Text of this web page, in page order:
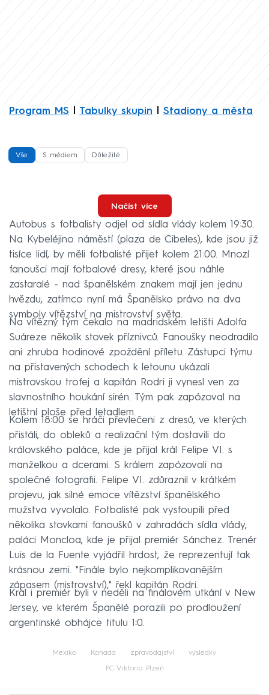
Program MS | Tabulky skupin | Stadiony a města
Vše S médiem Důležité
Načíst více
Autobus s fotbalisty odjel od sídla vlády kolem 19:30.
Na Kybeléjino náměstí (plaza de Cibeles), kde jsou již
tisíce lidí, by měli fotbalisté přijet kolem 21:00. Mnozí
fanoušci mají fotbalové dresy, které jsou náhle
zastaralé - nad španělském znakem mají jen jednu
hvězdu, zatímco nyní má Španělsko právo na dva
symboly vítězství na mistrovství světa.
Na vítězný tým čekalo na madridském letišti Adolfa
Suáreze několik stovek příznivců. Fanoušky neodradilo
ani zhruba hodinové zpoždění příletu. Zástupci týmu
na přistavených schodech k letounu ukázali
mistrovskou trofej a kapitán Rodri ji vynesl ven za
slavnostního houkání sirén. Tým pak zapózoval na
letištní ploše před letadlem.
Kolem 18:00 se hráči převlečeni z dresů, ve kterých
přistáli, do obleků a realizační tým dostavili do
královského paláce, kde je přijal král Felipe VI. s
manželkou a dcerami. S králem zapózovali na
společné fotografii. Felipe VI. zdůraznil v krátkém
projevu, jak silné emoce vítězství španělského
mužstva vyvolalo. Fotbalisté pak vystoupili před
několika stovkami fanoušků v zahradách sídla vlády,
paláci Moncloa, kde je přijal premiér Sánchez. Trenér
Luis de la Fuente vyjádřil hrdost, že reprezentují tak
krásnou zemi. "Finále bylo nejkomplikovanějším
zápasem (mistrovství)," řekl kapitán Rodri.
Král i premiér byli v neděli na finálovém utkání v New
Jersey, ve kterém Španělé porazili po prodloužení
argentinské obhájce titulu 1:0.
Mexiko Kanada zpravodajství výsledky
FC Viktoria Plzeň